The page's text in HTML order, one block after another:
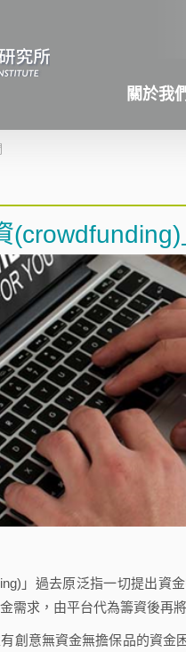
關於我
(crowdfunding)
」過去原泛指一切提出資
需求，由平台代為籌資後再
意無資金無擔保品的資金